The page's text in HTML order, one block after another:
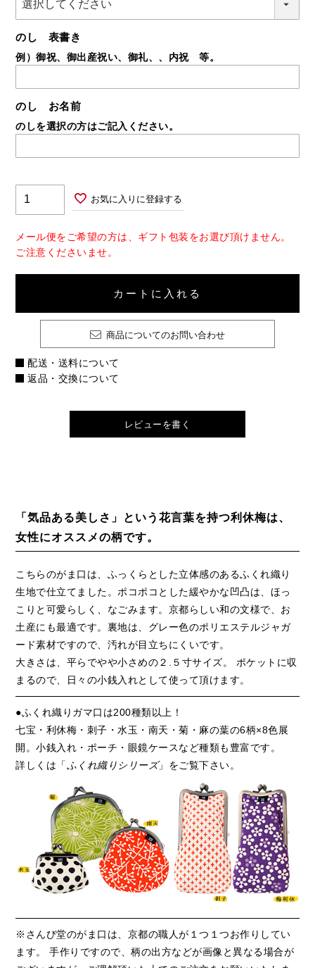
のし 表書き
例）御祝、御出産祝い、御礼、、内祝 等。
のし お名前
のしを選択の方はご記入ください。
お気に入りに登録する
メール便をご希望の方は、ギフト包装をお選び頂けません。
ご注意くださいませ。
カートに入れる
商品についてのお問い合わせ
配送・送料について
返品・交換について
レビューを書く
「気品ある美しさ」という花言葉を持つ利休梅は、
女性にオススメの柄です。
こちらのがま口は、ふっくらとした立体感のあるふくれ織り
生地で仕立てました。ポコポコとした緩やかな凹凸は、ほっ
こりと可愛らしく、なごみます。京都らしい和の文様で、お
土産にも最適です。裏地は、グレー色のポリエステルジャガ
ード素材ですので、汚れが目立ちにくいです。
大きさは、平らでやや小さめの２.５寸サイズ。 ポケットに収
まるので、日々の小銭入れとして使って頂けます。
●ふくれ織りガマ口は200種類以上！
七宝・利休梅・刺子・水玉・南天・菊・麻の葉の6柄×8色展
開。小銭入れ・ポーチ・眼鏡ケースなど種類も豊富です。
詳しくは「ふくれ織りシリーズ」をご覧下さい。
※さんび堂のがま口は、京都の職人が１つ１つお作りしてい
ます。 手作りですので、柄の出方などが画像と異なる場合が